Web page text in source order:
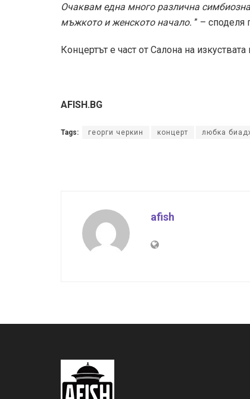
Очаквам една много различна
мъжкото и женското начало. ” – споделя
Концертът е част от Салона на
AFISH.BG
Tags: георги черкин концерт любка
afish